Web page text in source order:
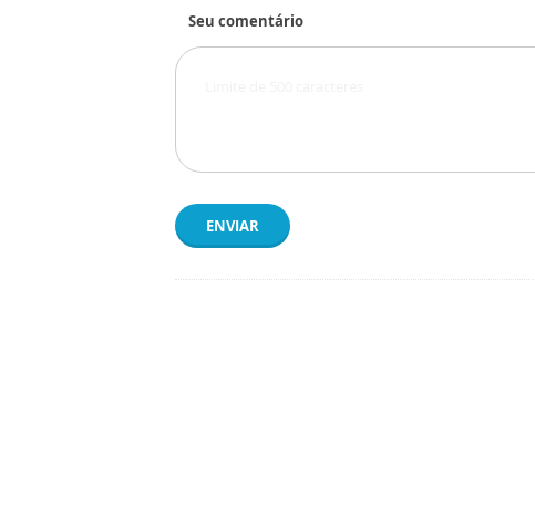
Seu comentário
ENVIAR